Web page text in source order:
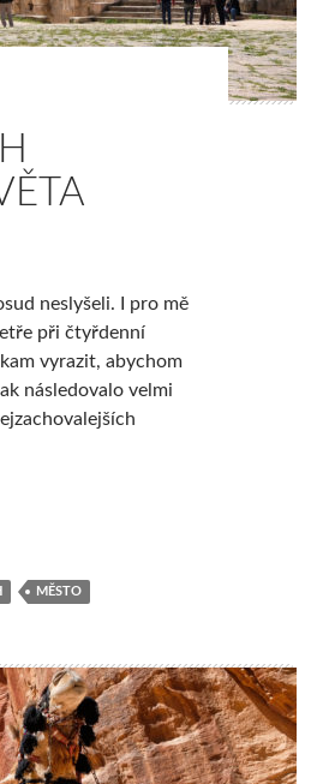
neslyšeli. I pro mě
při čtyřdenní
vyrazit, abychom
následovalo velmi
antických měst světa
MĚSTO